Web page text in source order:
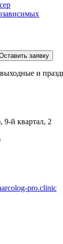
заявку
и
й квартал, 2
pro.clinic